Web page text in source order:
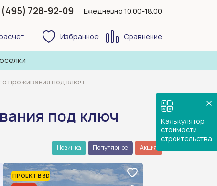
Калькулятор
стоимости
строительства
(495) 728-92-09 Ежедневно 10.00-18.00
Избранное Сравнение
проживания под ключ
под ключ
Новинка Популярное Акция
ПРОЕКТ В 3D